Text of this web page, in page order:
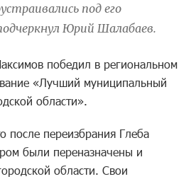
под его
Юрий Шалабаев.
победил в региональном
«Лучший муниципальный
области».
после переизбрания Глеба
были переназначены и
области. Свои